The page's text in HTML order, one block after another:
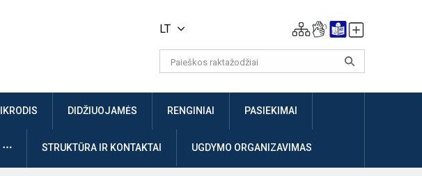
LT
DIDŽIUOJAMĖS RENGINIAI PASIEKIMAI
DAUGIAUSTRUKTŪRA IR KONTAKTAI UGDYMO ORGANIZAVIMAS